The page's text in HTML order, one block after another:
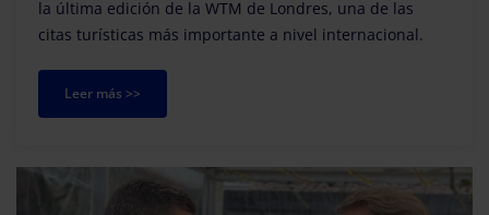
la última edición de la WTM de Londres, una de las
citas turísticas más importante a nivel internacional.
Leer más >>